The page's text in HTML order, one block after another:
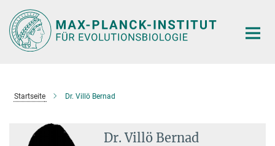
Hauptinhalt
Startseite Dr. Villö Bernad
Dr. Villö Bernad